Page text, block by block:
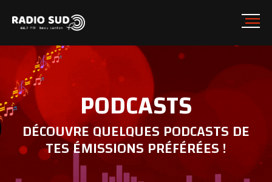
PODCASTS
DÉCOUVRE QUELQUES PODCASTS DE
TES ÉMISSIONS PRÉFÉRÉES !